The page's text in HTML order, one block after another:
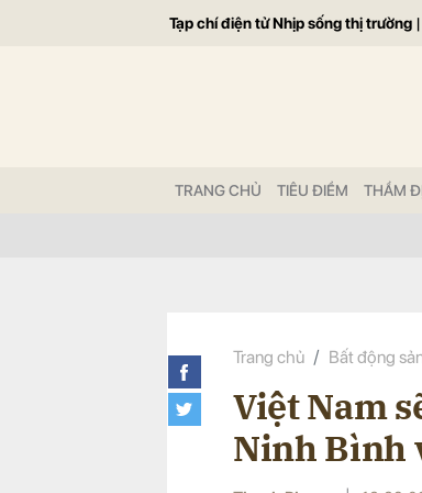
Tạp chí điện tử Nhịp sống thị trường |
TRANG CHỦ TIÊU ĐIỂM THẨM
Trang chủ Bất động
Việt Nam
Ninh Bình